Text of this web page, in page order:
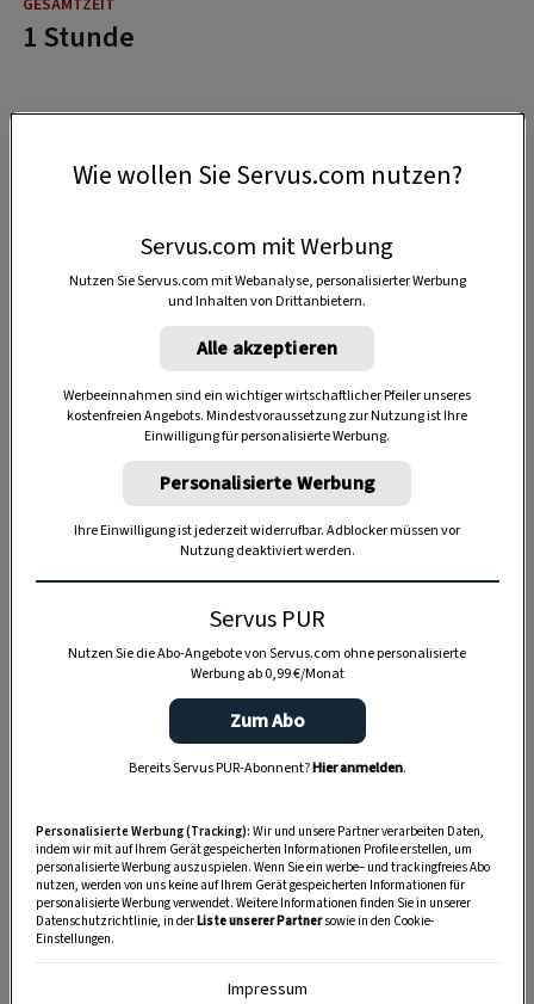
1 Stunde
Anzeige
Wie wollen Sie Servus.com nutzen?
Servus.com mit Werbung
Nutzen Sie Servus.com mit Webanalyse, personalisierter Werbung
und Inhalten von Drittanbietern.
Alle akzeptieren
Werbeeinnahmen sind ein wichtiger wirtschaftlicher Pfeiler unseres
kostenfreien Angebots. Mindestvoraussetzung zur Nutzung ist Ihre
Einwilligung für personalisierte Werbung.
Personalisierte Werbung
Ihre Einwilligung ist jederzeit widerrufbar. Adblocker müssen vor
Nutzung deaktiviert werden.
Servus PUR
Nutzen Sie die Abo-Angebote von Servus.com ohne personalisierte
Werbung ab 0,99 €/Monat
Zum Abo
Bereits Servus PUR-Abonnent?Hier anmelden.
Personalisierte Werbung (Tracking): Wir und unsere Partner verarbeiten Daten,
indem wir mit auf Ihrem Gerät gespeicherten Informationen Profile erstellen, um
personalisierte Werbung auszuspielen. Wenn Sie ein werbe– und trackingfreies Abo
nutzen, werden von uns keine auf Ihrem Gerät gespeicherten Informationen für
personalisierte Werbung verwendet. Weitere Informationen finden Sie in unserer
Datenschutzrichtlinie, in derListe unserer Partnersowie in den Cookie-
Einstellungen.
Impressum